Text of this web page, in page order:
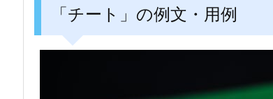
「チート」の例文・用例